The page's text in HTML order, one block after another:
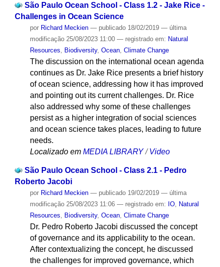
São Paulo Ocean School - Class 1.2 - Jake Rice -
Challenges in Ocean Science
por Richard Meckien — publicado18/02/2019 — última
modificação25/08/2023 11:00 — registrado em: Natural
Resources
Biodiversity, Ocean, Climate Change
The discussion on the international ocean agenda
continues as Dr. Jake Rice presents a brief history
of ocean science, addressing how it has improved
and pointing out its current challenges. Dr. Rice
also addressed why some of these challenges
persist as a higher integration of social sciences
and ocean science takes places, leading to future
needs.
Localizado em MEDIA LIBRARY /Video
São Paulo Ocean School - Class 2.1 - Pedro
Roberto Jacobi
por Richard Meckien — publicado19/02/2019 — última
modificação25/08/2023 11:06 — registrado em: IO, Natural
Resources, Biodiversity, Ocean, Climate Change
Dr. Pedro Roberto Jacobi discussed the concept
of governance and its applicability to the ocean.
After contextualizing the concept, he discussed
the challenges for improved governance, which